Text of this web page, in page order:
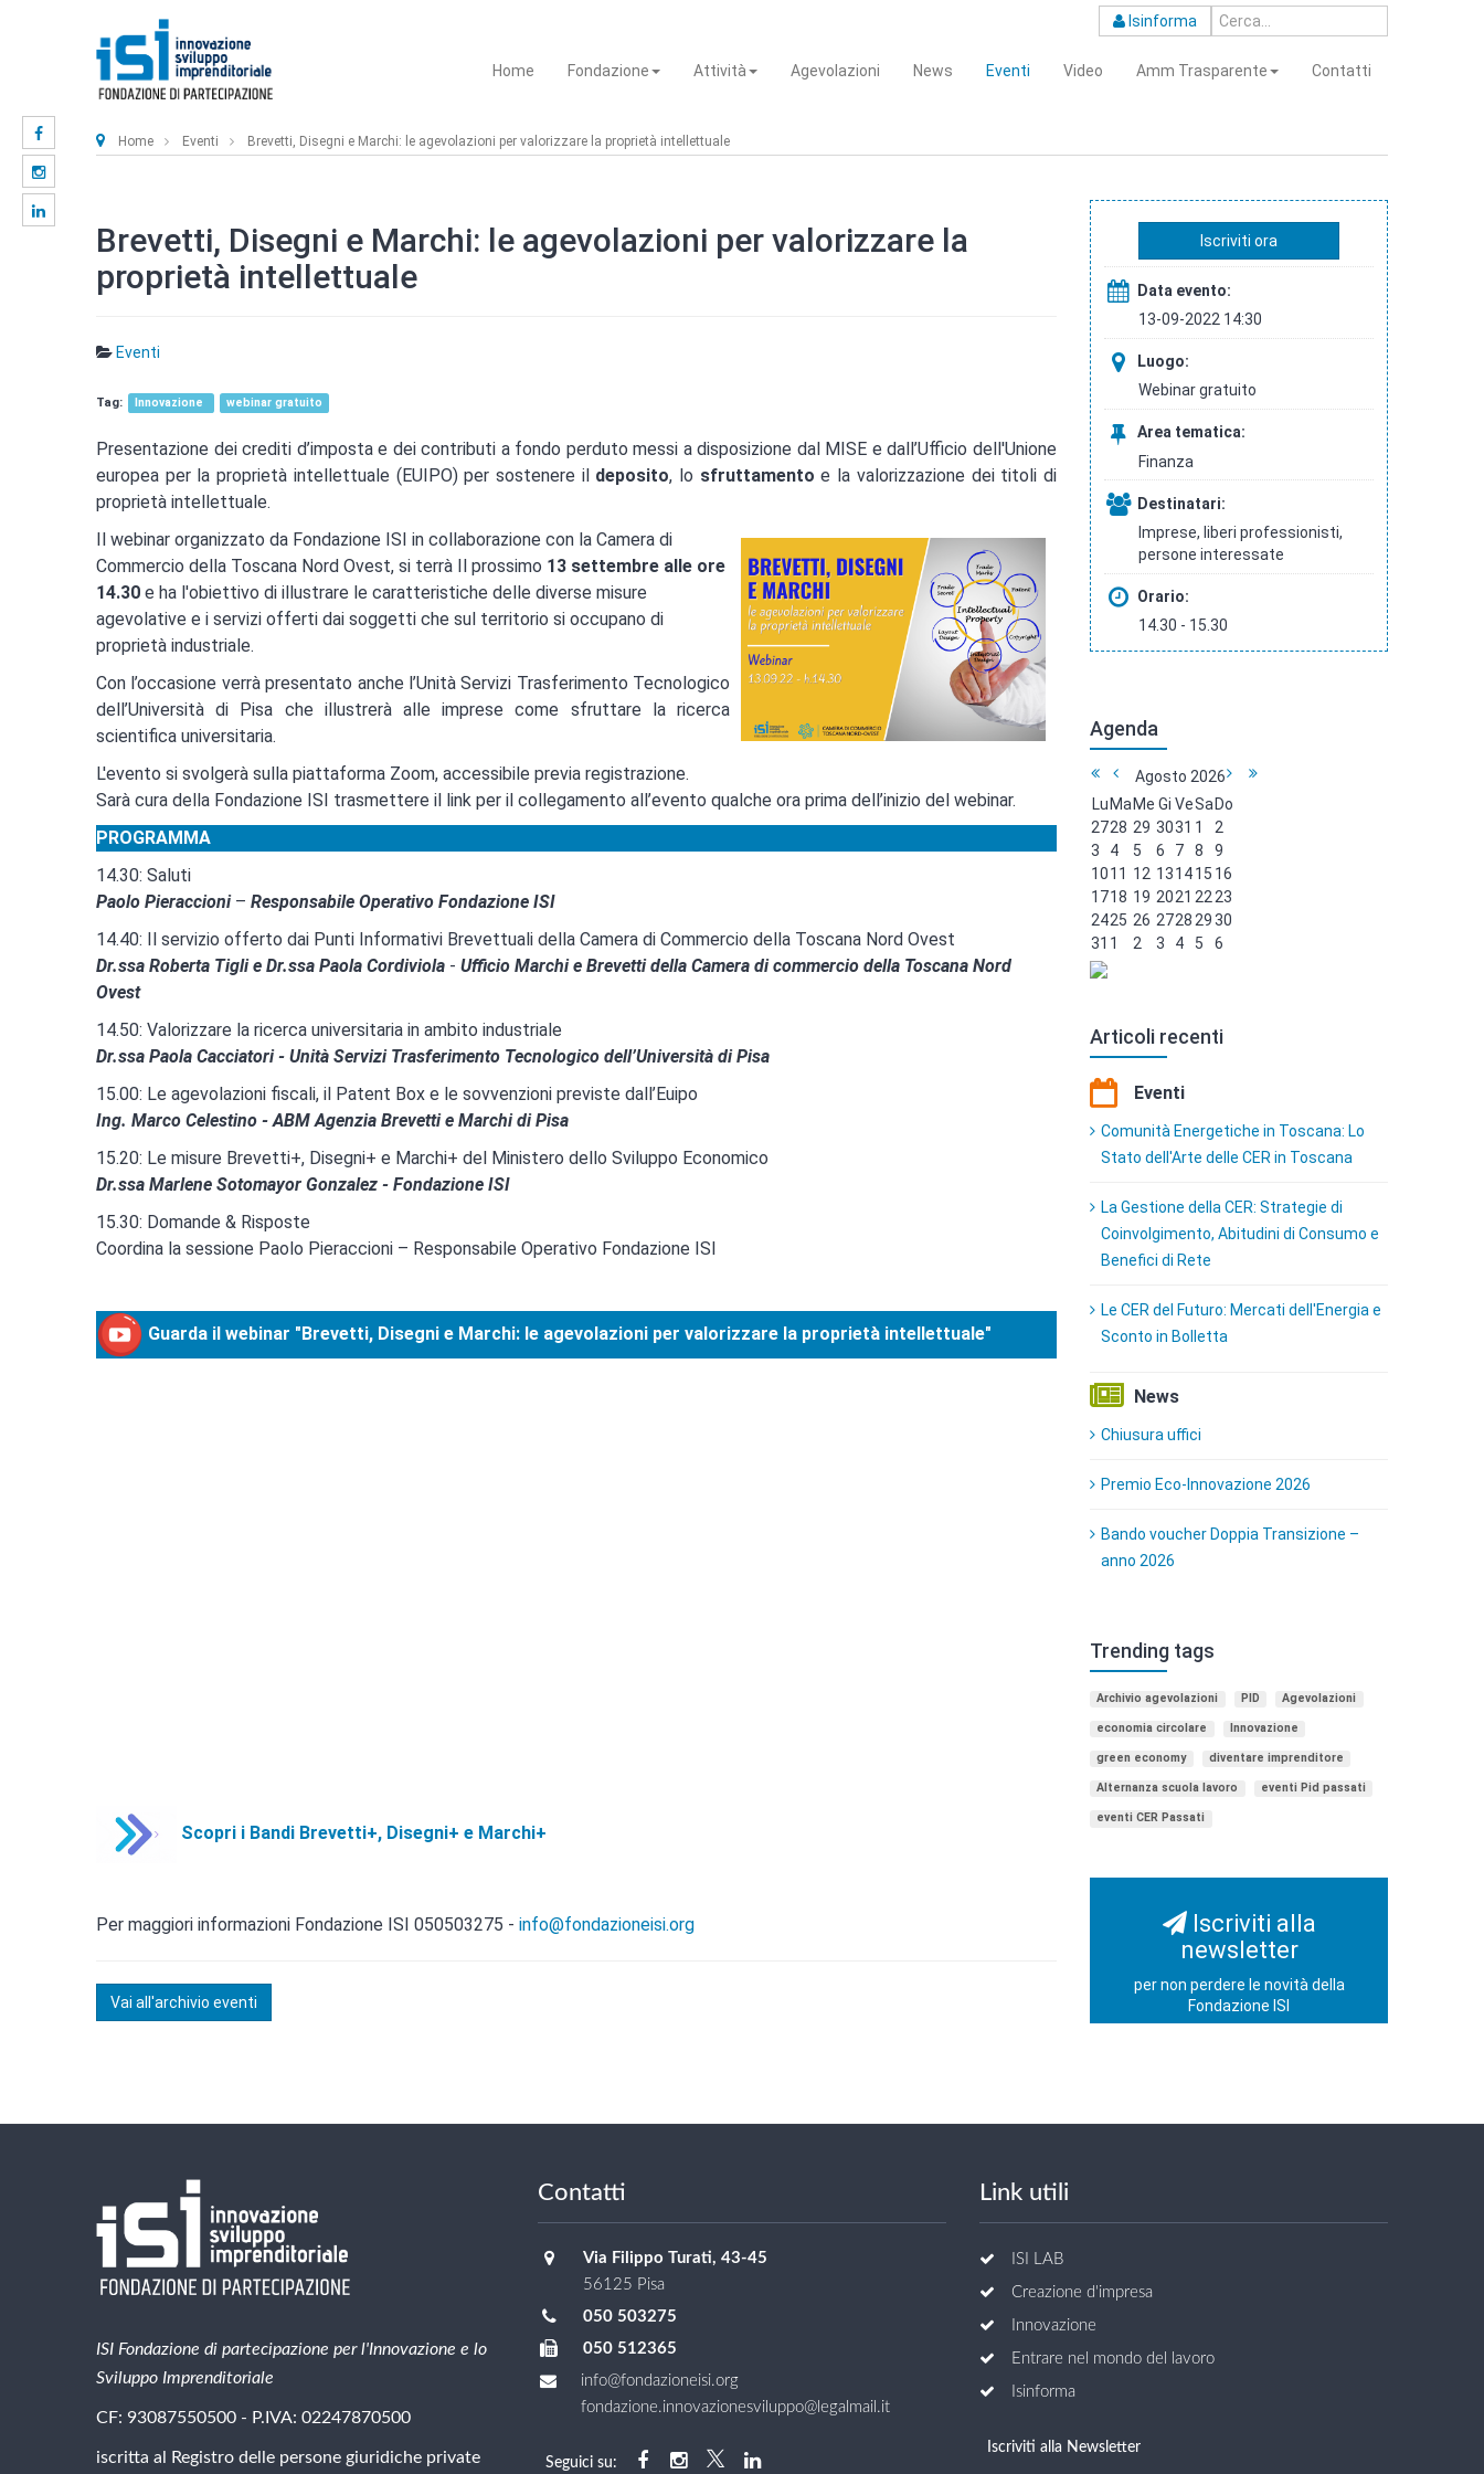
Isinforma
Home Fondazione Attività Agevolazioni News Eventi Video Amm Trasparente Contatti
Home Eventi Brevetti, Disegni e Marchi: le agevolazioni per valorizzare la proprietà intellettuale
Brevetti, Disegni e Marchi: le agevolazioni per valorizzare la
proprietà intellettuale
Eventi
Innovazione webinar gratuito
Presentazione dei crediti d’imposta e dei contributi a fondo perduto messi a disposizione dal MISE e dall’Ufficio dell'Unione
europea per la proprietà intellettuale (EUIPO) per sostenere il deposito, lo sfruttamento e la valorizzazione dei titoli di
proprietà intellettuale.
Il webinar organizzato da Fondazione ISI in collaborazione con la Camera di
Commercio della Toscana Nord Ovest, si terrà Il prossimo 13 settembre alle ore
14.30 e ha l'obiettivo di illustrare le caratteristiche delle diverse misure
agevolative e i servizi offerti dai soggetti che sul territorio si occupano di
proprietà industriale.
Con l’occasione verrà presentato anche l’Unità Servizi Trasferimento Tecnologico
dell’Università di Pisa che illustrerà alle imprese come sfruttare la ricerca
scientifica universitaria.
L'evento si svolgerà sulla piattaforma Zoom, accessibile previa registrazione.
Sarà cura della Fondazione ISI trasmettere il link per il collegamento all’evento qualche ora prima dell’inizio del webinar.
PROGRAMMA
14.30: Saluti
Paolo Pieraccioni – Responsabile Operativo Fondazione ISI
14.40: Il servizio offerto dai Punti Informativi Brevettuali della Camera di Commercio della Toscana Nord Ovest
Dr.ssa Roberta Tigli e Dr.ssa Paola Cordiviola - Ufficio Marchi e Brevetti della Camera di commercio della Toscana Nord
Ovest
14.50: Valorizzare la ricerca universitaria in ambito industriale
Dr.ssa Paola Cacciatori - Unità Servizi Trasferimento Tecnologico dell’Università di Pisa
15.00: Le agevolazioni fiscali, il Patent Box e le sovvenzioni previste dall’Euipo
Ing. Marco Celestino - ABM Agenzia Brevetti e Marchi di Pisa
15.20: Le misure Brevetti+, Disegni+ e Marchi+ del Ministero dello Sviluppo Economico
Dr.ssa Marlene Sotomayor Gonzalez - Fondazione ISI
15.30: Domande & Risposte
Coordina la sessione Paolo Pieraccioni – Responsabile Operativo Fondazione ISI
Guarda il webinar "Brevetti, Disegni e Marchi: le agevolazioni per valorizzare la proprietà intellettuale"
Scopri i Bandi Brevetti+, Disegni+ e Marchi+
Per maggiori informazioni Fondazione ISI 050503275 - info@fondazioneisi.org
Vai all'archivio eventi
Iscriviti ora
Data evento:
13-09-2022 14:30
Luogo:
Webinar gratuito
Area tematica:
Finanza
Destinatari:
Imprese, liberi professionisti,
persone interessate
Orario:
14.30 - 15.30
Agenda
Agosto 2026
Lu Ma Me Gi VeSa Do
2728 29 3031 1
2
3
4 5 6 7 8
9
1011 12 131415 16
1718 19 2021 22 23
2425 26 2728 2930
31 1 2 3 4 5 6
Articoli recenti
Eventi
Comunità Energetiche in Toscana: Lo
Stato dell'Arte delle CER in Toscana
La Gestione della CER: Strategie di
Coinvolgimento, Abitudini di Consumo e
Benefici di Rete
Le CER del Futuro: Mercati dell'Energia e
Sconto in Bolletta
News
Chiusura uffici
Premio Eco-Innovazione 2026
Bando voucher Doppia Transizione –
anno 2026
Trending tags
Archivio agevolazioni PID Agevolazioni
economia circolare Innovazione
green economy diventare imprenditore
Alternanza scuola lavoro eventi Pid passati
eventi CER Passati
Iscriviti alla
newsletter
per non perdere le novità della
Fondazione ISI
ISI Fondazione di partecipazione per l'Innovazione e lo
Sviluppo Imprenditoriale
CF: 93087550500 - P.IVA: 02247870500
iscritta al Registro delle persone giuridiche private
Contatti
Via Filippo Turati, 43-45
56125 Pisa
050 503275
050 512365
info@fondazioneisi.org
fondazione.innovazionesviluppo@legalmail.it
Seguici su:
Link utili
ISI LAB
Creazione d'impresa
Innovazione
Entrare nel mondo del lavoro
Isinforma
Iscriviti alla Newsletter